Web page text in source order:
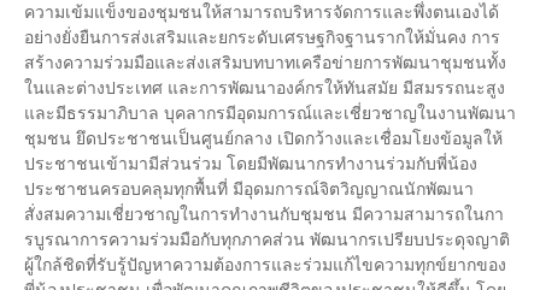
ความเข้มแข็งของชุมชนให้สามารถบริหารจัดการและพึ่งตนเองได้
อย่างยั่งยืนการส่งเสริมและยกระดับเศรษฐกิจฐานรากให้มั่นคง การ
สร้างความร่วมมือและส่งเสริมบทบาทเครือข่ายการพัฒนาชุมชนทั้ง
ในและต่างประเทศ และการพัฒนาองค์กรให้ทันสมัย มีสมรรถนะสูง
และมีธรรมาภิบาล บุคลากรมีอุดมการณ์และเชี่ยวชาญในงานพัฒนา
ชุมชน ยึดประชาชนเป็นศูนย์กลาง เปิดกว้างและเชื่อมโยงข้อมูลให้
ประชาชนเข้ามามีส่วนร่วม โดยมีพัฒนากรทำงานร่วมกับพี่น้อง
ประชาชนครอบคลุมทุกพื้นที่ มีอุดมการณ์จิตวิญญาณนักพัฒนา
สั่งสมความเชี่ยวชาญในการทำงานกับชุมชน มีความสามารถในกา
รบูรณาการความร่วมมือกับทุกภาคส่วน พัฒนากรเปรียบประดุจญาติ
ผู้ใกล้ชิดที่รับรู้ปัญหาความต้องการและร่วมแก้ไขความทุกข์ยากของ